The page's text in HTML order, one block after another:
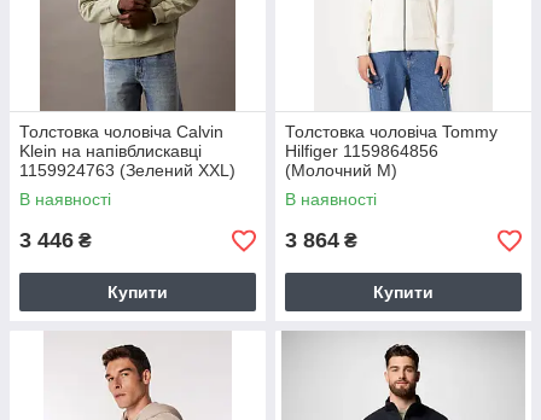
Толстовка чоловіча Calvin
Klein на напівблискавці
1159924763 (Зелений XXL)
В наявності
3 446 ₴
Купити
Толстовка чоловіча Tommy
Hilfiger 1159864856
(Молочний M)
В наявності
3 864 ₴
Купити